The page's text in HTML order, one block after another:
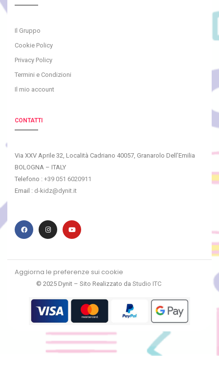
Il Gruppo
Cookie Policy
Privacy Policy
Termini e Condizioni
Il mio account
CONTATTI
Via XXV Aprile 32, Località Cadriano 40057, Granarolo Dell’Emilia
BOLOGNA – ITALY
Telefono : +39 051 6020911
Email : d-kidz@dynit.it
Aggiorna le preferenze sui cookie
© 2025 Dynit – Sito Realizzato da Studio ITC